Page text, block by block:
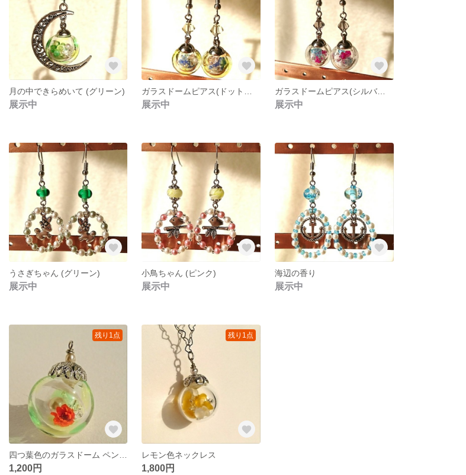
月の中できらめいて (グリーン)
展示中 展示中
ガラスドームピアス(シルバーパウダー着き)
展示中
うさぎちゃん (グリーン)
展示中
小鳥ちゃん (ピンク)
展示中
海辺の香り
展示中
残り1点
1,200円
残り1点
レモン色ネックレス
1,800円